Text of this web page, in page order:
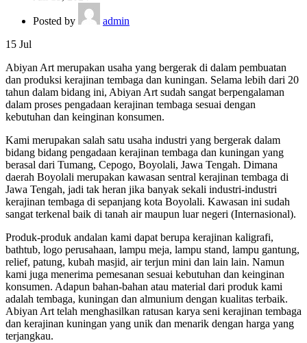
Posted by
admin
15 Jul
Abiyan Art merupakan usaha yang bergerak di dalam pembuatan
dan produksi kerajinan tembaga dan kuningan. Selama lebih dari 20
tahun dalam bidang ini, Abiyan Art sudah sangat berpengalaman
dalam proses pengadaan kerajinan tembaga sesuai dengan
kebutuhan dan keinginan konsumen.
Kami merupakan salah satu usaha industri yang bergerak dalam
bidang bidang pengadaan kerajinan tembaga dan kuningan yang
berasal dari Tumang, Cepogo, Boyolali, Jawa Tengah. Dimana
daerah Boyolali merupakan kawasan sentral kerajinan tembaga di
Jawa Tengah, jadi tak heran jika banyak sekali industri-industri
kerajinan tembaga di sepanjang kota Boyolali. Kawasan ini sudah
sangat terkenal baik di tanah air maupun luar negeri (Internasional).
Produk-produk andalan kami dapat berupa kerajinan kaligrafi,
bathtub, logo perusahaan, lampu meja, lampu stand, lampu gantung,
relief, patung, kubah masjid, air terjun mini dan lain lain. Namun
kami juga menerima pemesanan sesuai kebutuhan dan keinginan
konsumen. Adapun bahan-bahan atau material dari produk kami
adalah tembaga, kuningan dan almunium dengan kualitas terbaik.
Abiyan Art telah menghasilkan ratusan karya seni kerajinan tembaga
dan kerajinan kuningan yang unik dan menarik dengan harga yang
terjangkau.